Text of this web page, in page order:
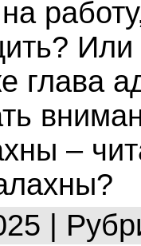
Или
глава
–
|